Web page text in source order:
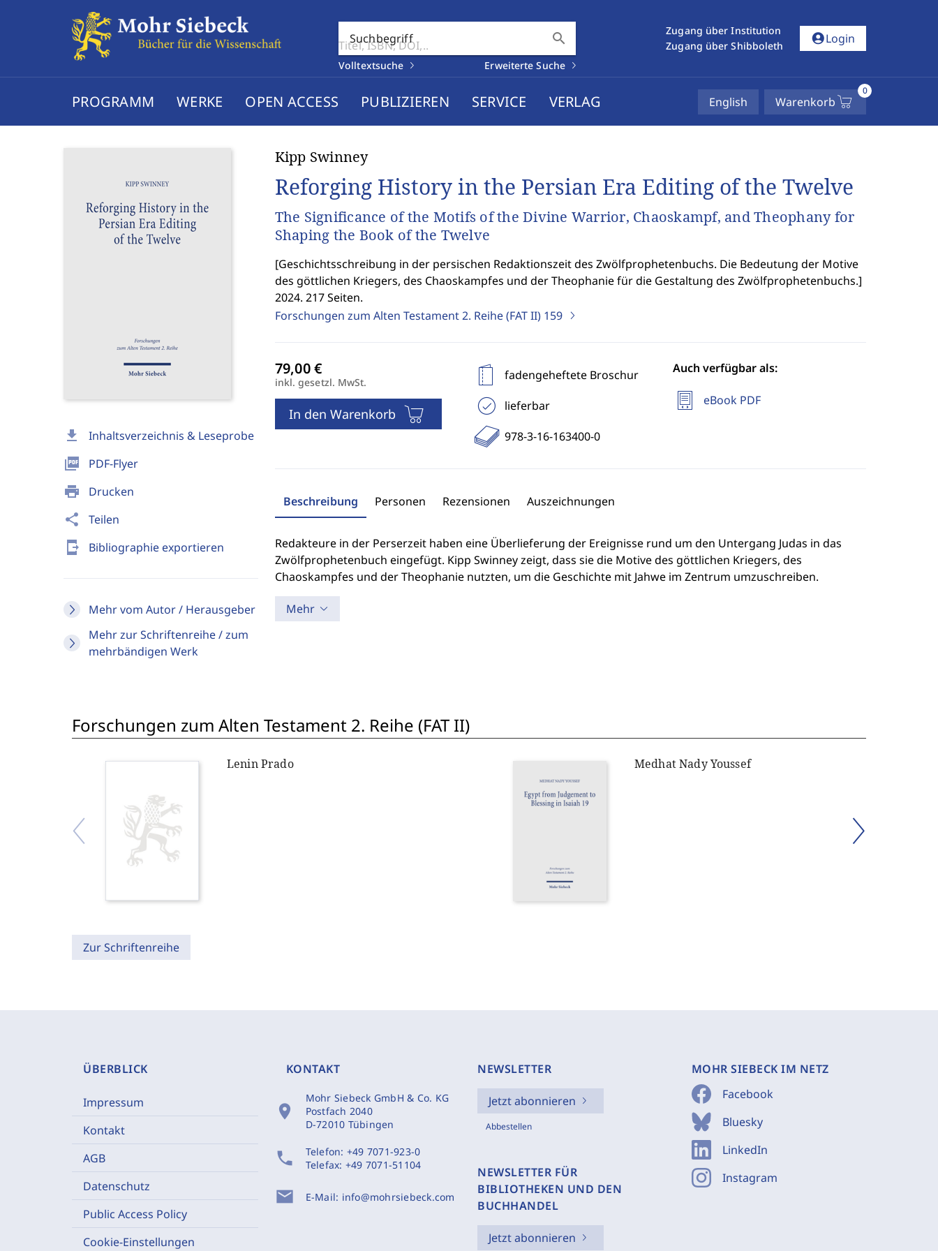
Suchbegriff search
Volltextsuche Erweiterte Suche
Zugang über Institution
Zugang über Shibboleth
account_circleLogin
PROGRAMM WERKE OPEN ACCESS PUBLIZIEREN SERVICE VERLAG English Warenkorb
0
download Inhaltsverzeichnis & Leseprobe
picture_as_pdf PDF-Flyer
print Drucken
share Teilen
send_to_mobile Bibliographie exportieren
Mehr vom Autor / Herausgeber
Mehr zur Schriftenreihe / zum
mehrbändigen Werk
Kipp Swinney
Reforging History in the Persian Era Editing of the Twelve
The Significance of the Motifs of the Divine Warrior, Chaoskampf, and Theophany for
Shaping the Book of the Twelve
[Geschichtsschreibung in der persischen Redaktionszeit des Zwölfprophetenbuchs. Die Bedeutung der Motive
des göttlichen Kriegers, des Chaoskampfes und der Theophanie für die Gestaltung des Zwölfprophetenbuchs.]
2024. 217 Seiten.
Forschungen zum Alten Testament 2. Reihe (FAT II) 159
inkl. gesetzl. MwSt.
In den Warenkorb
fadengeheftete Broschur
lieferbar
978-3-16-163400-0
Auch verfügbar als:
eBook PDF
Beschreibung Personen Rezensionen Auszeichnungen
Redakteure in der Perserzeit haben eine Überlieferung der Ereignisse rund um den Untergang Judas in das
Zwölfprophetenbuch eingefügt. Kipp Swinney zeigt, dass sie die Motive des göttlichen Kriegers, des
Chaoskampfes und der Theophanie nutzten, um die Geschichte mit Jahwe im Zentrum umzuschreiben.
Mehr
Forschungen zum Alten Testament 2. Reihe (FAT II)
Lenin Prado Medhat Nady Youssef
Zur Schriftenreihe
ÜBERBLICK
Impressum
Kontakt
AGB
Datenschutz
Public Access Policy
Cookie-Einstellungen
KONTAKT
location_on
Mohr Siebeck GmbH & Co. KG
Postfach 2040
D-72010 Tübingen
phone Telefon: +49 7071-923-0
Telefax: +49 7071-51104
mail E-Mail: info@mohrsiebeck.com
NEWSLETTER
Jetzt abonnieren
Abbestellen
NEWSLETTER FÜR
BIBLIOTHEKEN UND DEN
BUCHHANDEL
Jetzt abonnieren
MOHR SIEBECK IM NETZ
Facebook
Bluesky
LinkedIn
Instagram